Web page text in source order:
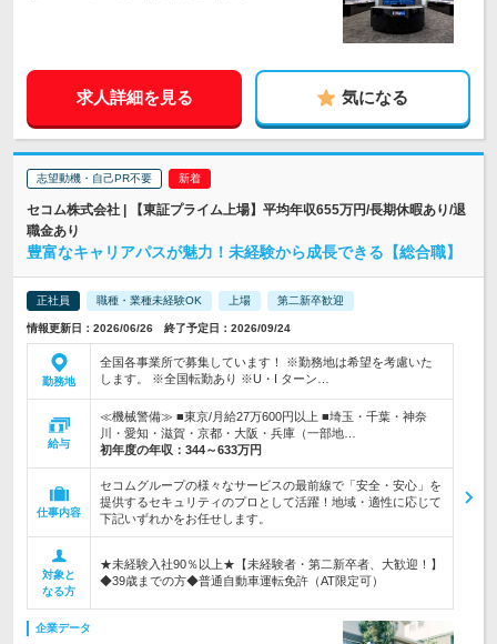
求人詳細を見る 気になる
志望動機・自己PR不要
セコム株式会社 | 【東証プライム上場】平均年収655万円/長期休暇あり/退
職金あり
豊富なキャリアパスが魅力！未経験から成長できる【総合職】
正社員 職種・業種未経験OK 上場 第二新卒歓迎
情報更新日：2026/06/26 終了予定日：2026/09/24
勤務地
全国各事業所で募集しています！ ※勤務地は希望を考慮いた
します。 ※全国転勤あり ※U・I ターン…
給与
≪機械警備≫ ■東京/月給27万600円以上 ■埼玉・千葉・神奈
川・愛知・滋賀・京都・大阪・兵庫（一部地…
初年度の年収： 344～633万円
仕事内容
セコムグループの様々なサービスの最前線で「安全・安心」を
提供するセキュリティのプロとして活躍！地域・適性に応じて
下記いずれかをお任せします。
対象と
なる方
★未経験入社90％以上★【未経験者・第二新卒者、大歓迎！】
◆39歳までの方◆普通自動車運転免許（AT限定可）
企業データ